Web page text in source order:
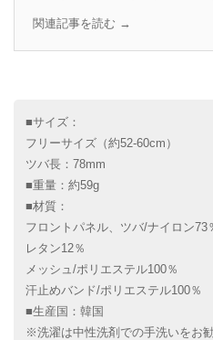
関連記事を読む →
■サイズ：
フリーサイズ（約52-60cm）
ツバ長：78mm
■重量：約59g
■材質：
フロントパネル、ツバ/ナイロン73
レタン12％
メッシュ/ポリエステル100％
汗止めバンド/ポリエステル100％
■生産国：韓国
※洗濯は中性洗剤での手洗いをお